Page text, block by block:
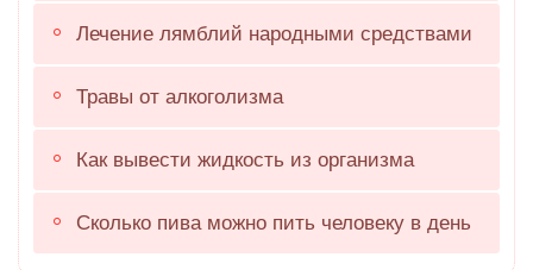
Лечение лямблий народными средствами
Травы от алкоголизма
Как вывести жидкость из организма
Сколько пива можно пить человеку в день